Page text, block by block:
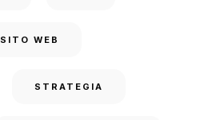
SITO WEB
STRATEGIA